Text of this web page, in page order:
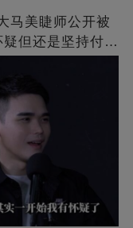
马美睫师公开被
但还是坚持付